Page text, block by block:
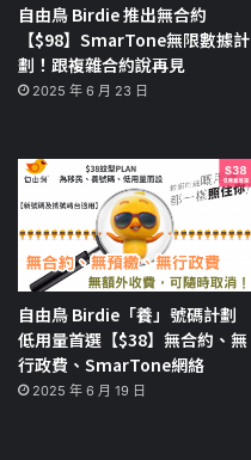
自由鳥 Birdie 推出無合約
【$98】SmarTone無限數據計
劃！跟複雜合約說再見
2025 年 6 月 23 日
自由鳥 Birdie「養」號碼計劃
低用量首選【$38】無合約、無
行政費、SmarTone網絡
2025 年 6 月 19 日